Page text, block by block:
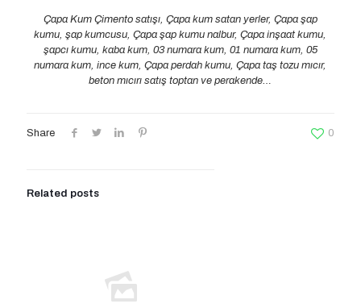
Çapa Kum Çimento satışı, Çapa kum satan yerler, Çapa şap
kumu, şap kumcusu, Çapa şap kumu nalbur, Çapa inşaat kumu,
şapcı kumu, kaba kum, 03 numara kum, 01 numara kum, 05
numara kum, ince kum, Çapa perdah kumu, Çapa taş tozu mıcır,
beton mıcırı satış toptan ve perakende…
Share 0
Related posts